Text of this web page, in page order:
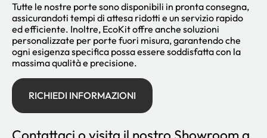
Tutte le nostre porte sono disponibili in pronta consegna,
assicurandoti tempi di attesa ridotti e un servizio rapido
ed efficiente. Inoltre, EcoKit offre anche soluzioni
personalizzate per porte fuori misura, garantendo che
ogni esigenza specifica possa essere soddisfatta con la
massima qualità e precisione.
RICHIEDI INFORMAZIONI